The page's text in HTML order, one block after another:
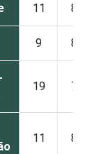
11 89
9 88
19 70
11 87